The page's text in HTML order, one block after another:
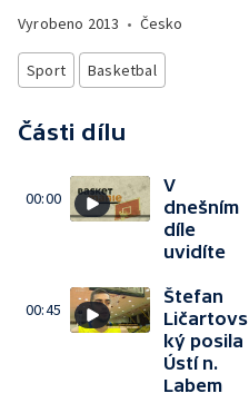
Vyrobeno 2013 • Česko
Sport Basketbal
Části dílu
00:00
V
dnešním
díle
uvidíte
00:45
Štefan
Ličartovs
ký posila
Ústí n.
Labem